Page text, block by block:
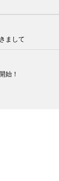
まして
始！